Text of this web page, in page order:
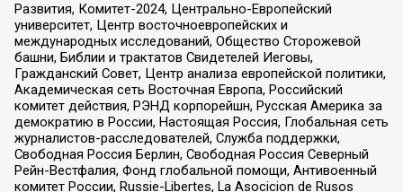
Развития, Комитет-2024, Центрально-Европейский
университет, Центр восточноевропейских и
международных исследований, Общество Сторожевой
башни, Библии и трактатов Свидетелей Иеговы,
Гражданский Совет, Центр анализа европейской политики,
Академическая сеть Восточная Европа, Российский
комитет действия, РЭНД корпорейшн, Русская Америка за
демократию в России, Настоящая Россия, Глобальная сеть
журналистов-расследователей, Служба поддержки,
Свободная Россия Берлин, Свободная Россия Северный
Рейн-Вестфалия, Фонд глобальной помощи, Антивоенный
комитет России, Russie-Libertes, La Asocicion de Rusos